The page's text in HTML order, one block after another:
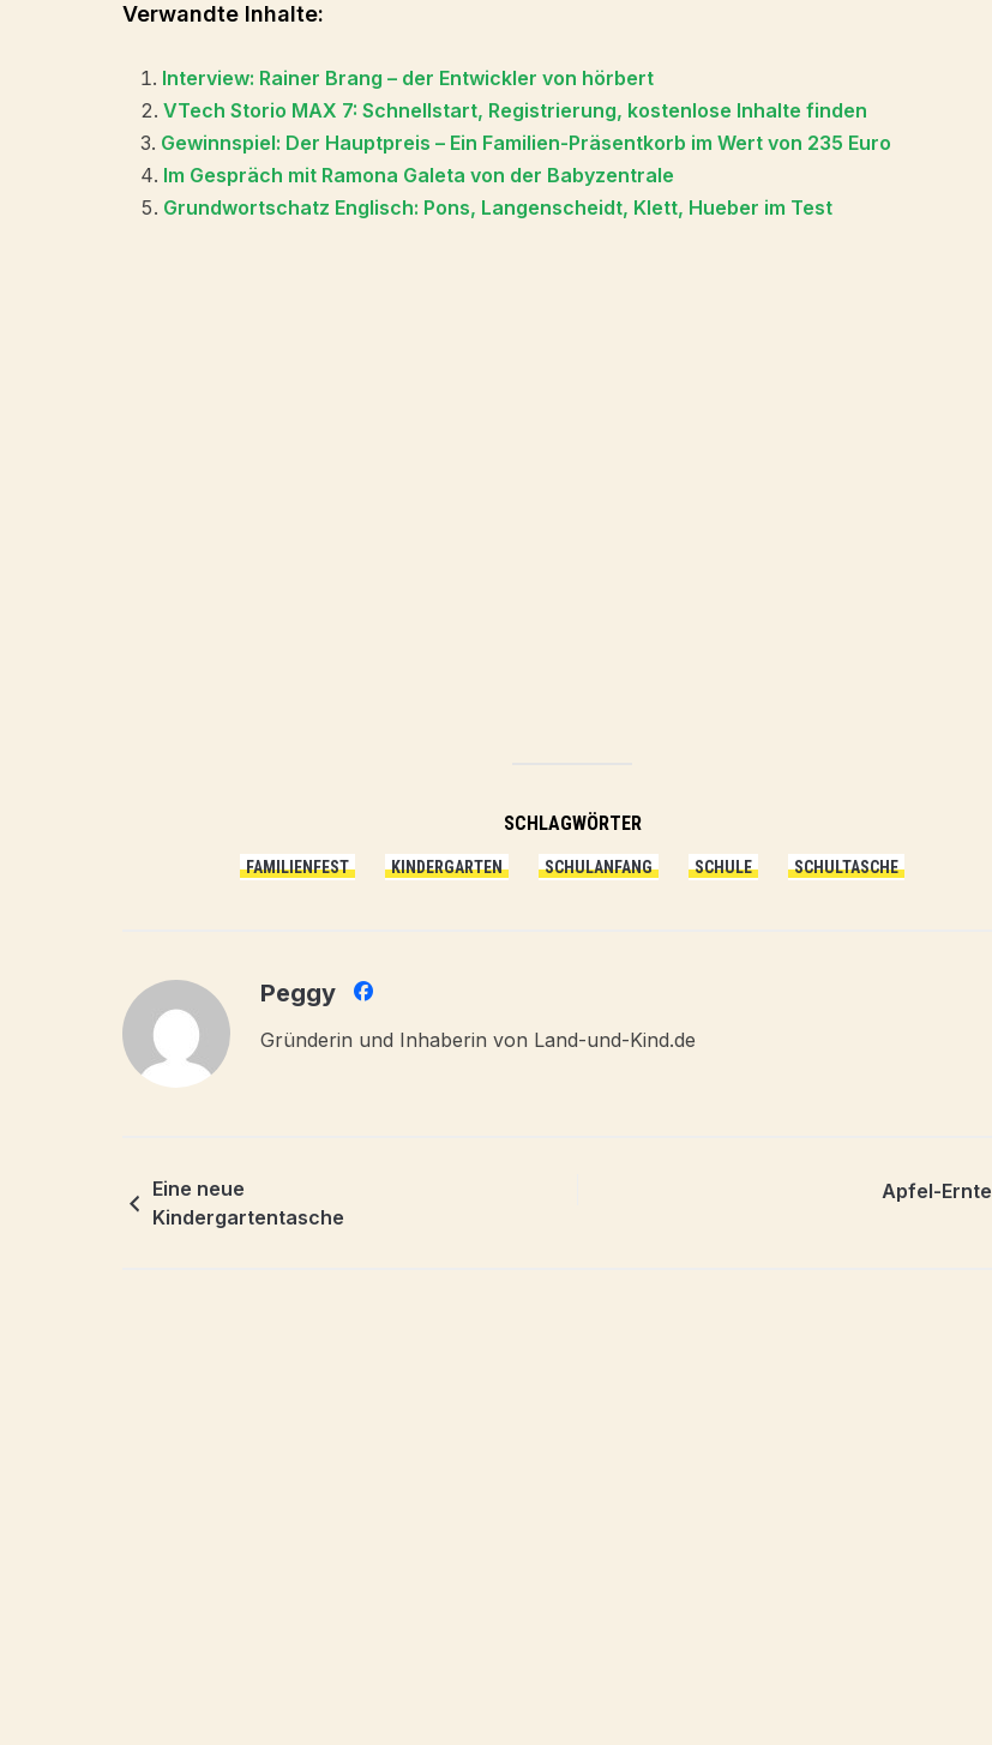
Verwandte Inhalte:
Interview: Rainer Brang – der Entwickler von hörbert
VTech Storio MAX 7: Schnellstart, Registrierung, kostenlose Inhalte finden
Gewinnspiel: Der Hauptpreis – Ein Familien-Präsentkorb im Wert von 235 Euro
Im Gespräch mit Ramona Galeta von der Babyzentrale
Grundwortschatz Englisch: Pons, Langenscheidt, Klett, Hueber im Test
SCHLAGWÖRTER
FAMILIENFEST KINDERGARTEN SCHULANFANG SCHULE SCHULTASCHE
Peggy
Gründerin und Inhaberin von Land-und-Kind.de
Eine neue
Kindergartentasche
Apfel-Ernte